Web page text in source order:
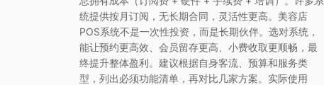
统提供按月订阅，无长期合同，灵活性更高。美容店
POS系统不是一次性投资，而是长期伙伴。选对系统，
能让预约更高效、会员留存更高、小费收取更顺畅，最
终提升整体盈利。建议根据自身客流、预算和服务类
型，列出必须功能清单，再对比几家方案。实际使用